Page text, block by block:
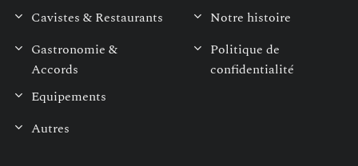
Cavistes & Restaurants
Gastronomie &
Accords
Equipements
Autres
Notre histoire
Politique de
confidentialité